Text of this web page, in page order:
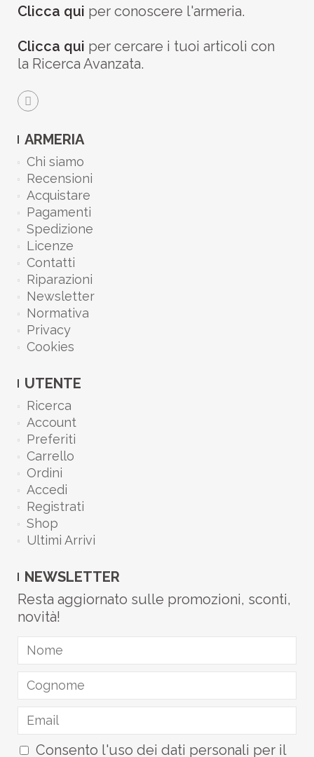
Clicca qui per conoscere l'armeria.
Clicca qui per cercare i tuoi articoli con
la Ricerca Avanzata.
ARMERIA
Chi siamo
Recensioni
Acquistare
Pagamenti
Spedizione
Licenze
Contatti
Riparazioni
Newsletter
Normativa
Privacy
Cookies
UTENTE
Ricerca
Account
Preferiti
Carrello
Ordini
Accedi
Registrati
Shop
Ultimi Arrivi
NEWSLETTER
Resta aggiornato sulle promozioni, sconti,
novità!
Consento l'uso dei dati personali per il